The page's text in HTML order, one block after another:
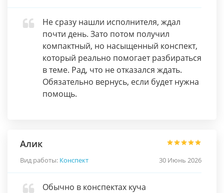
Не сразу нашли исполнителя, ждал
почти день. Зато потом получил
компактный, но насыщенный конспект,
который реально помогает разбираться
в теме. Рад, что не отказался ждать.
Обязательно вернусь, если будет нужна
помощь.
Алик
Вид работы: Конспект 30 Июнь 2026
Обычно в конспектах куча